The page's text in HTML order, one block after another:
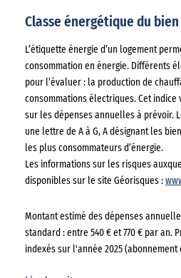
Classe énergétique du bien
L’étiquette énergie d’un logement
consommation en énergie. Différents
pour l’évaluer : la production de
consommations électriques. Cet indice
sur les dépenses annuelles à prévoir.
une lettre de A à G, A désignant les
les plus consommateurs d’énergie.
Les informations sur les risques
disponibles sur le site Géorisques :
Montant estimé des dépenses
standard : entre 540 € et 770 € par an.
indexés sur l'année 2025 (abonnement